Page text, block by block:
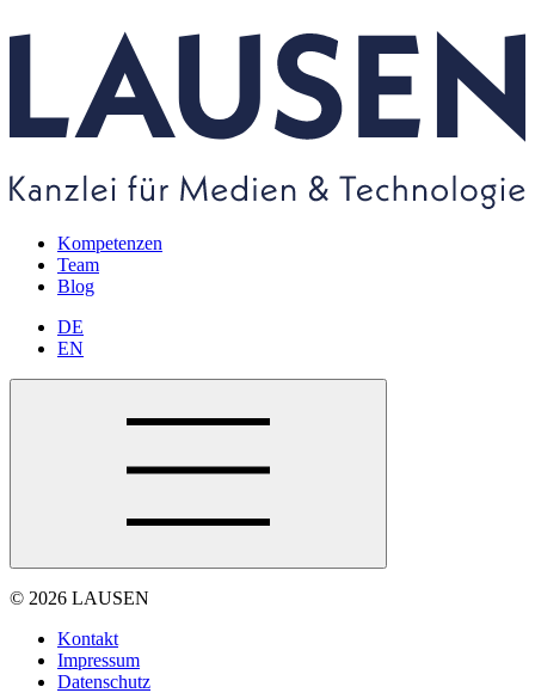
Kompetenzen
Team
Blog
DE
EN
© 2026 LAUSEN
Kontakt
Impressum
Datenschutz